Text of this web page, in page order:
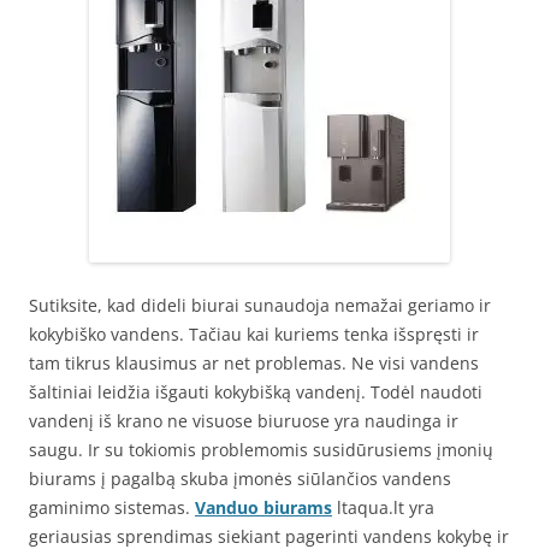
Sutiksite, kad dideli biurai sunaudoja nemažai geriamo ir
kokybiško vandens. Tačiau kai kuriems tenka išspręsti ir
tam tikrus klausimus ar net problemas. Ne visi vandens
šaltiniai leidžia išgauti kokybišką vandenį. Todėl naudoti
vandenį iš krano ne visuose biuruose yra naudinga ir
saugu. Ir su tokiomis problemomis susidūrusiems įmonių
biurams į pagalbą skuba įmonės siūlančios vandens
gaminimo sistemas. Vanduo biurams ltaqua.lt yra
geriausias sprendimas siekiant pagerinti vandens kokybę ir